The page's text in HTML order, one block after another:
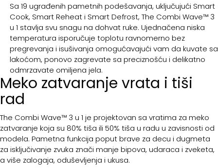
Sa 19 ugrađenih pametnih podešavanja, uključujući Smart
Cook, Smart Reheat i Smart Defrost, The Combi Wave™ 3
u 1 stavlja svu snagu na dohvat ruke. Ujednačena niska
temperatura isporučuje toplotu ravnomerno bez
pregrevanja i isušivanja omogućavajući vam da kuvate sa
lakoćom, ponovo zagrevate sa preciznošću i delikatno
odmrzavate omiljena jela.
Meko zatvaranje vrata i tiši
rad
The Combi Wave™ 3 u 1 je projektovan sa vratima za meko
zatvaranje koja su 80% tiša ili 50% tiša u radu u zavisnosti od
modela. Pametna funkcija poput brave za decu i dugmeta
za isključivanje zvuka znači manje bipova, udaraca i zveketa,
a više zalogaja, oduševljenja i ukusa.